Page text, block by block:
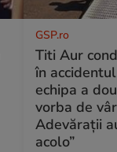
GSP.ro
Titi Aur
în
echipa a
vorba de
Adevărații
acolo”